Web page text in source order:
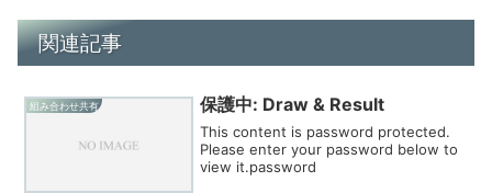
関連記事
組み合わせ共有 保護中: Draw & Result
This content is password protected.
Please enter your password below to
view it.password